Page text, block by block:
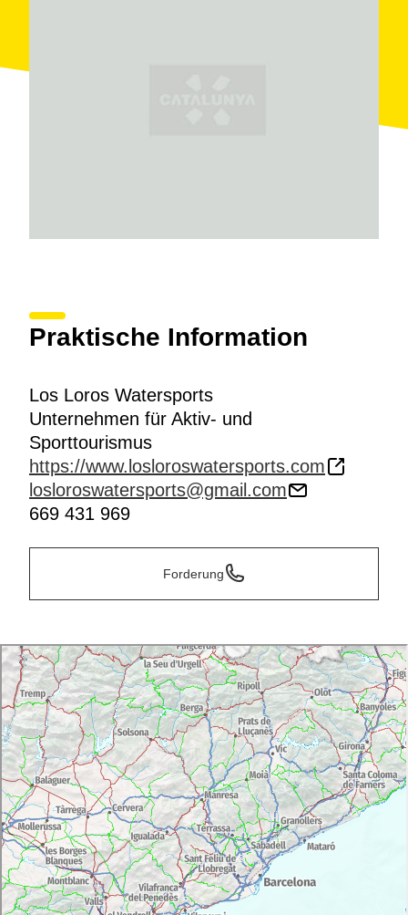
Praktische Information
Los Loros Watersports
Unternehmen für Aktiv- und
Sporttourismus
https://www.losloroswatersports.com
losloroswatersports@gmail.com
669 431 969
Forderung